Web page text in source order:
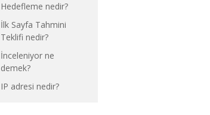
Hedefleme nedir?
İlk Sayfa Tahmini
Teklifi nedir?
İnceleniyor ne
demek?
IP adresi nedir?